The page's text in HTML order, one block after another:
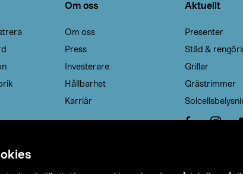
Om oss
Om oss
Press
Investerare
Hållbarhet
Karriär
Aktuellt
Presenter
Städ &
Grillar
Grästrimmer